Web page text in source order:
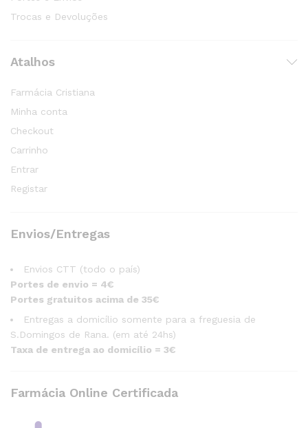
Trocas e Devoluções
Atalhos
Farmácia Cristiana
Minha conta
Checkout
Carrinho
Entrar
Registar
Envios/Entregas
Envios CTT (todo o país)
Portes de envio = 4€
Portes gratuitos acima de 35€
Entregas a domicílio somente para a freguesia de
S.Domingos de Rana. (em até 24hs)
Taxa de entrega ao domicílio = 3€
Farmácia Online Certificada